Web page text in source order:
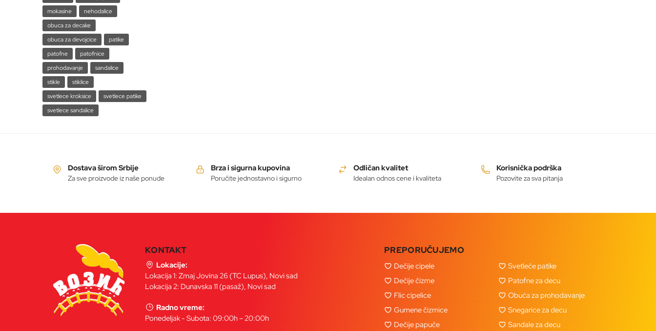
mokasine
nehodalice
obuca za decake
obuca za devojcice
patike
patofne
patofnice
prohodavanje
sandalice
stikle
stiklice
svetlece kroksice
svetlece patike
svetlece sandalice
Dostava širom Srbije
Za sve proizvode iz naše ponude
Brza i sigurna kupovina
Poručite jednostavno i sigurno
Odličan kvalitet
Idealan odnos cene i kvaliteta
Korisnička podrška
Pozovite za sva pitanja
KONTAKT
Lokacije:
Lokacija 1: Zmaj Jovina 26 (TC Lupus), Novi sad
Lokacija 2: Dunavska 11 (pasaž), Novi sad
Radno vreme:
Ponedeljak - Subota: 09:00h – 20:00h
PREPORUČUJEMO
Dečije cipele
Dečije čizme
Flic cipelice
Gumene čizmice
Dečije papuče
Svetleće patike
Patofne za decu
Obuća za prohodavanje
Snegarice za decu
Sandale za decu